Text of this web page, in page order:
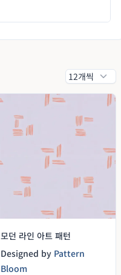
모던 라인 아트 패턴
Designed by Pattern
Bloom